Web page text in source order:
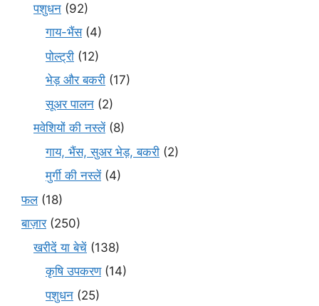
पशुधन (92)
गाय-भैंस(4)
पोल्ट्री (12)
भेड़ और बकरी (17)
सूअर पालन (2)
मवेशियों की नस्लें(8)
गाय, भैंस, सुअर भेड़, बकरी (2)
मुर्गी की नस्लें(4)
फल(18)
बाज़ार(250)
खरीदें या बेचें (138)
कृषि उपकरण(14)
पशुधन (25)